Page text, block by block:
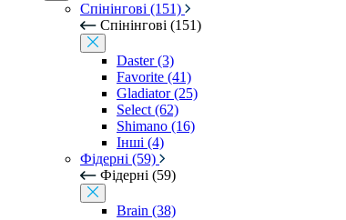
Спінінгові (151)
Спінінгові (151)
Daster (3)
Favorite (41)
Gladiator (25)
Select (62)
Shimano (16)
Інші (4)
Фідерні (59)
Фідерні (59)
Brain (38)